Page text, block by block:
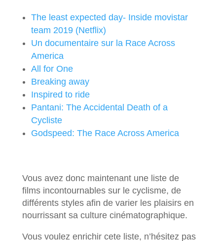
The least expected day- Inside movistar
team 2019 (Netflix)
Un documentaire sur la Race Across
America
All for One
Breaking away
Inspired to ride
Pantani: The Accidental Death of a
Cycliste
Godspeed: The Race Across America
Vous avez donc maintenant une liste de
films incontournables sur le cyclisme, de
différents styles afin de varier les plaisirs en
nourrissant sa culture cinématographique.
Vous voulez enrichir cete liste, n’hésitez pas